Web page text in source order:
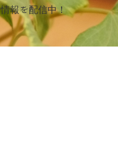
報を配信中！